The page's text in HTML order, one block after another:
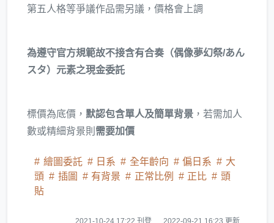
第五人格等爭議作品需另議，價格會上調
為遵守官方規範故不接含有合奏（偶像夢幻祭/あん
スタ）元素之現金委託
標價為底價， 默認包含單人及簡單背景 ，若需加人
數或精細背景則 需要加價
繪圖委託 日系 全年齡向 偏日系
大
頭
插圖 有背景 正常比例 正比
頭
貼
2021-10-24 17:22 刊登 2022-09-21 16:23 更新